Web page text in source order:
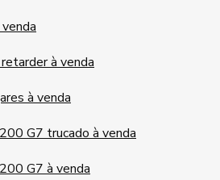
à venda
à venda
G7 trucado à venda
G7 à venda